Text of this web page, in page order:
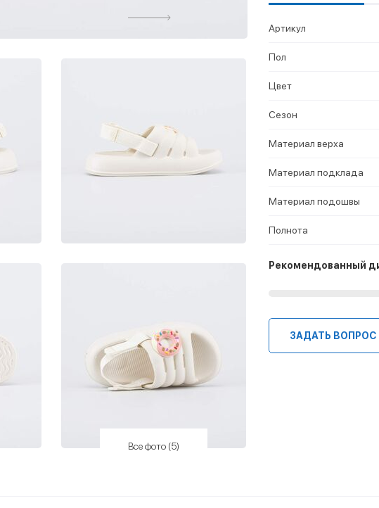
Все фото (5)
Артикул
Пол
Цвет
Сезон
Материал верха
Материал подклада
Материал подошвы
Полнота
Рекомендованный
ЗАДАТЬ ВОПРОС